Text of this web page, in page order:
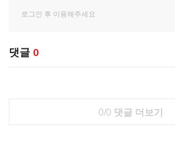
댓글 0
0/0 댓글 더보기